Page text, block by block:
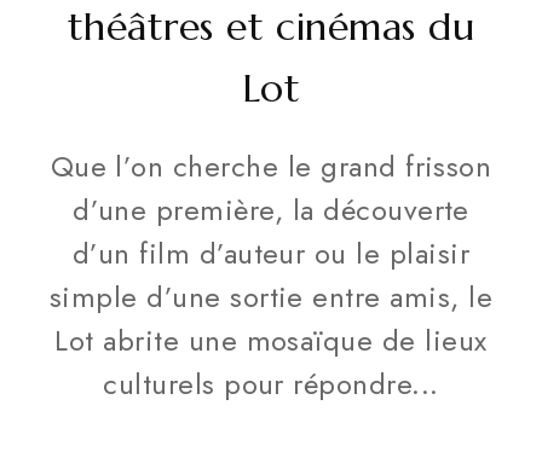
théâtres et cinémas du
Lot
Que l’on cherche le grand frisson
d’une première, la découverte
d’un film d’auteur ou le plaisir
simple d’une sortie entre amis, le
Lot abrite une mosaïque de lieux
culturels pour répondre...